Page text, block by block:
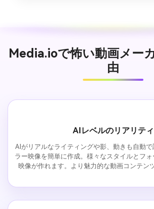
Media.ioで怖い動画メー
由
AIレベルのリアリティ
AIがリアルなライティングや影、動きも自動
ラー映像を簡単に作成。様々なスタイルとフ
映像が作れます。より魅力的な動画コンテン